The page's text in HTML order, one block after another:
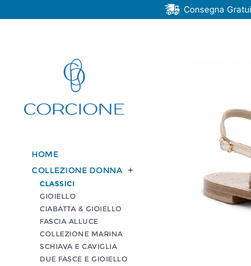
Consegna
COLLEZIONE DONNA 
CLASSICI
GIOIELLO
CIABATTA & GIOIELLO
FASCIA ALLUCE
COLLEZIONE MARINA
SCHIAVA E CAVIGLIA
DUE FASCE E GIOIELLO
HOME